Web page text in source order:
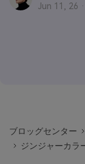
Jun 11, 26 ·
ブロッグセンター
ジンジャーカラ